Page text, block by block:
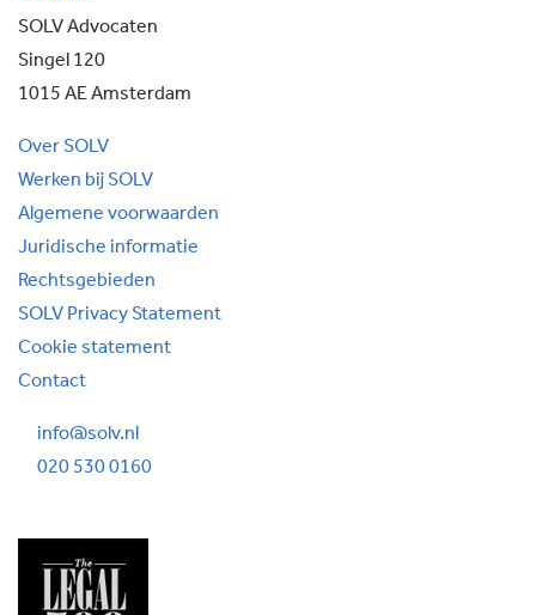
SOLV Advocaten
Singel 120
1015 AE Amsterdam
Over SOLV
Werken bij SOLV
Algemene voorwaarden
Juridische informatie
Rechtsgebieden
SOLV Privacy Statement
Cookie statement
Contact
info@solv.nl
020 530 0160